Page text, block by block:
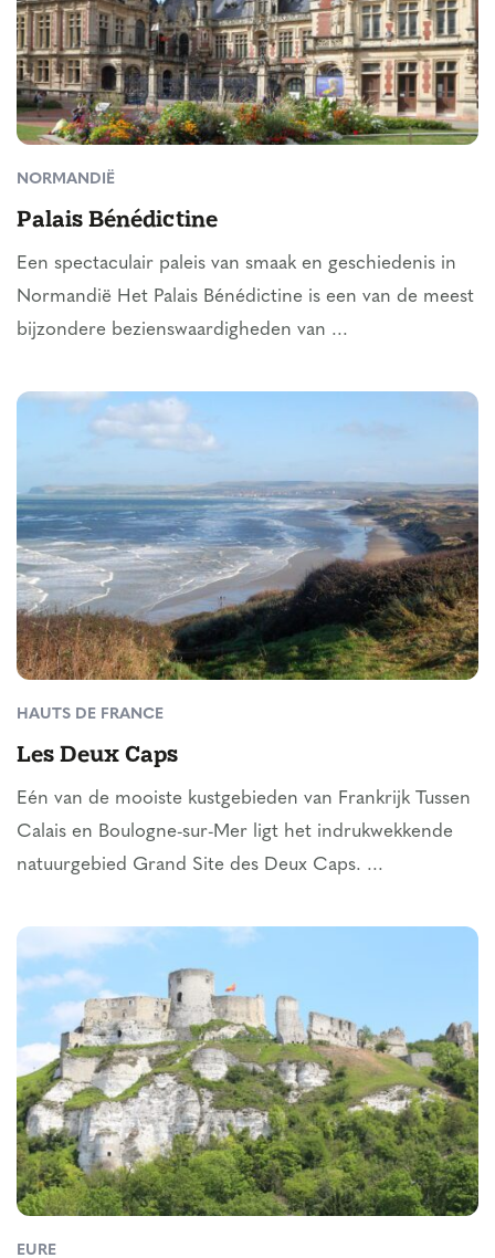
NORMANDIË
Palais Bénédictine
Een spectaculair paleis van smaak en geschiedenis in
Normandië Het Palais Bénédictine is een van de meest
bijzondere bezienswaardigheden van ...
HAUTS DE FRANCE
Les Deux Caps
Eén van de mooiste kustgebieden van Frankrijk Tussen
Calais en Boulogne-sur-Mer ligt het indrukwekkende
natuurgebied Grand Site des Deux Caps. ...
EURE